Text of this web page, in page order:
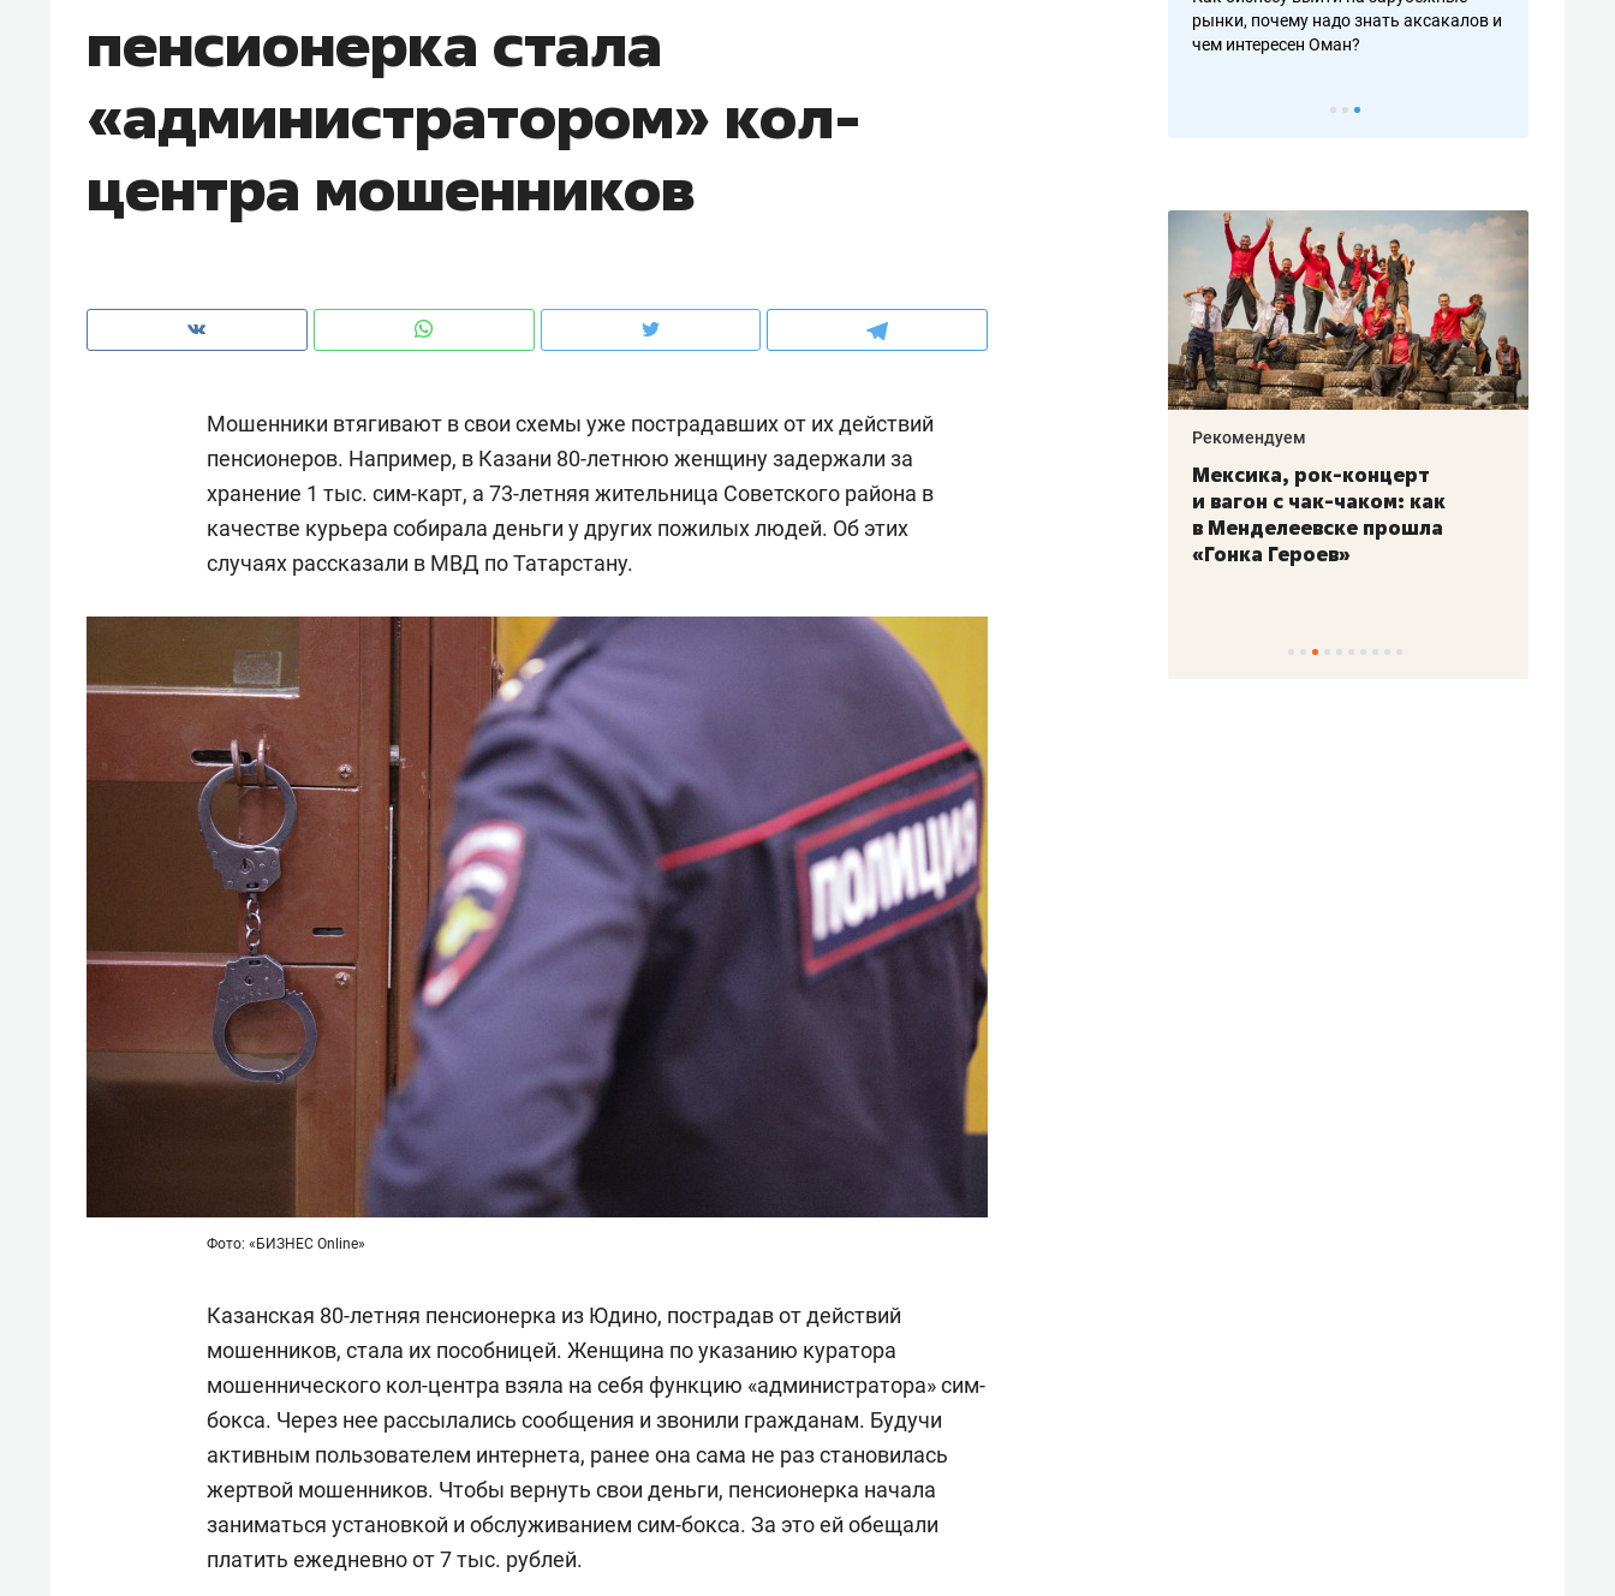
пенсионерка стала
«администратором» кол-
центра мошенников
Мошенники втягивают в свои схемы уже пострадавших от их действий
пенсионеров. Например, в Казани 80-летнюю женщину задержали за
хранение 1 тыс. сим-карт, а 73-летняя жительница Советского района в
качестве курьера собирала деньги у других пожилых людей. Об этих
случаях рассказали в МВД по Татарстану.
Фото: «БИЗНЕС Online»
Казанская 80-летняя пенсионерка из Юдино, пострадав от действий
мошенников, стала их пособницей. Женщина по указанию куратора
мошеннического кол-центра взяла на себя функцию «администратора» сим-
бокса. Через нее рассылались сообщения и звонили гражданам. Будучи
активным пользователем интернета, ранее она сама не раз становилась
жертвой мошенников. Чтобы вернуть свои деньги, пенсионерка начала
заниматься установкой и обслуживанием сим-бокса. За это ей обещали
платить ежедневно от 7 тыс. рублей.
чем интересен Оман?
клиентах и чудных запросах мастеров
рынки, почему надо знать аксакалов и
чем интересен Оман?
Рекомендуем
Как ГК «МИР ГРУПП» и ВТБ
создают оазис жилого
комфорта под Казанью
Рекомендуем
150 камер до квартиры и Face
ID вместо ключа: какой будет
безопасность в ЖК «Нова»
Рекомендуем
Опыт выживания в дикой
природе, работа
с ментальным и физическим
Рекомендуем
Мексика, рок-концерт
и вагон с чак-чаком: как
в Менделеевске прошла
«Гонка Героев»